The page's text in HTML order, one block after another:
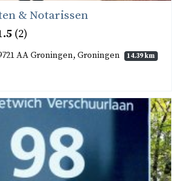
& Notarissen
2
AA Groningen, Groningen 14.39 km